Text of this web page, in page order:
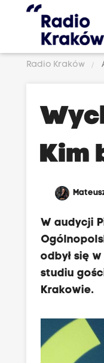
Radio Kraków
Kim
W audycji
odbył się
studiu
Krakowie.